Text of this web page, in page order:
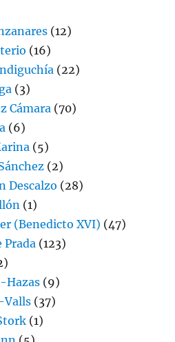
(12)
(16)
(22)
(3)
Cámara (70)
(6)
(5)
(2)
Descalzo (28)
(1)
(Benedicto XVI) (47)
Prada (123)
Hazas (9)
Valls (37)
(1)